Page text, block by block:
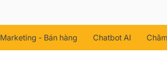
Marketing - Bán hàng Chatbot AI